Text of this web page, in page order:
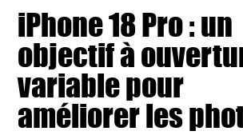
iPhone 18 Pro : un
objectif à
variable pour
améliorer les